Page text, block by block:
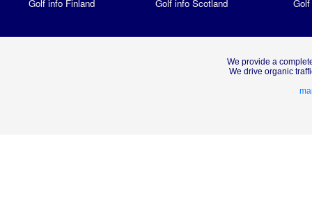
Golf info Finland Golf info Scotland
We provide a
We drive organic